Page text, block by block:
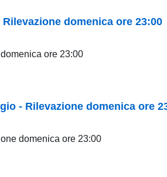
domenica ore 23:00
ore 23:00
- Rilevazione domenica ore
domenica ore 23:00